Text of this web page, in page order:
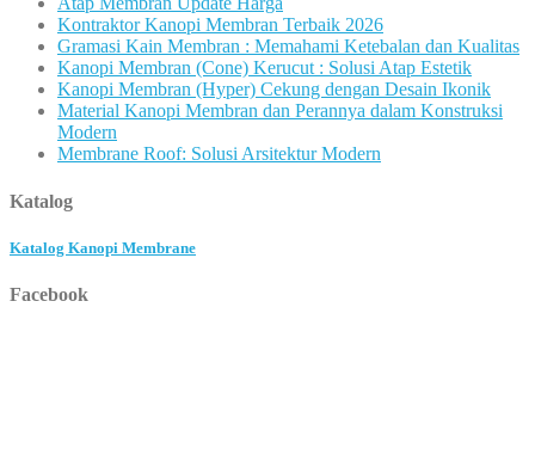
Kontraktor Kanopi Membran Terbaik 2026
Gramasi Kain Membran : Memahami Ketebalan dan Kualitas
Kanopi Membran (Cone) Kerucut : Solusi Atap Estetik
Kanopi Membran (Hyper) Cekung dengan Desain Ikonik
Material Kanopi Membran dan Perannya dalam Konstruksi
Modern
Membrane Roof: Solusi Arsitektur Modern
Katalog
Katalog Kanopi Membrane
Facebook